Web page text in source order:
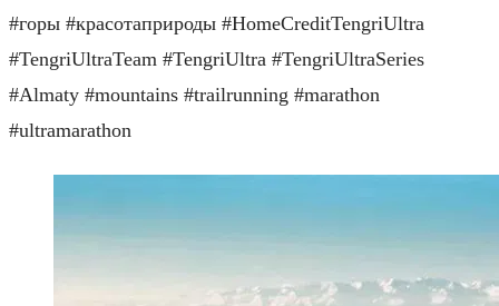
#горы #красотаприроды #HomeCreditTengriUltra
#TengriUltraTeam #TengriUltra #TengriUltraSeries
#Almaty #mountains #trailrunning #marathon
#ultramarathon